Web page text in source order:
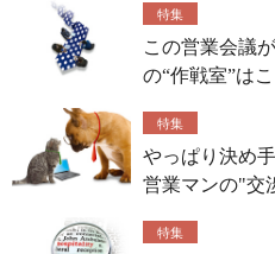
特集
この営業会議
の“作戦室”は
特集
やっぱり決め
営業マンの"交
特集